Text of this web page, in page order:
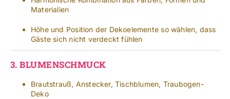
Materialien
Höhe und Position der Dekoelemente so wählen, dass
Gäste sich nicht verdeckt fühlen
3.BLUMENSCHMUCK
Brautstrauß, Anstecker, Tischblumen, Traubogen-
Deko